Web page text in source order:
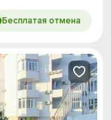
Бесплатая отмена